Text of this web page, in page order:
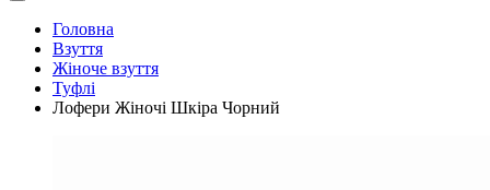
Головна
Взуття
Жіноче взуття
Туфлі
Лофери Жіночі Шкіра Чорний